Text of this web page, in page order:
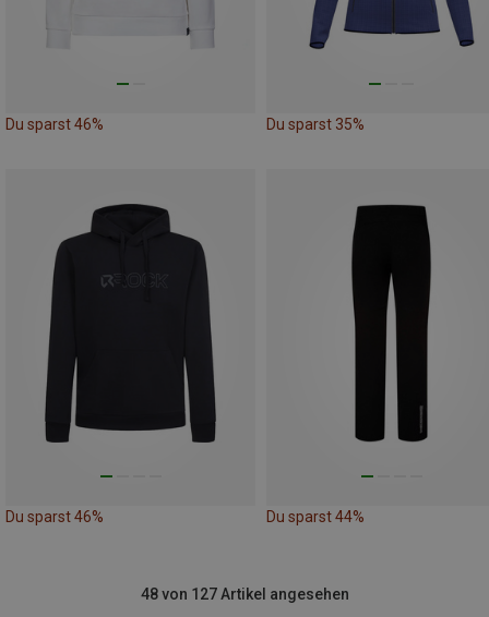
Du sparst 46% Du sparst 35%
Du sparst 46% Du sparst 44%
48 von 127 Artikel angesehen